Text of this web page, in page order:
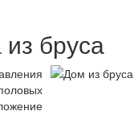
бруса